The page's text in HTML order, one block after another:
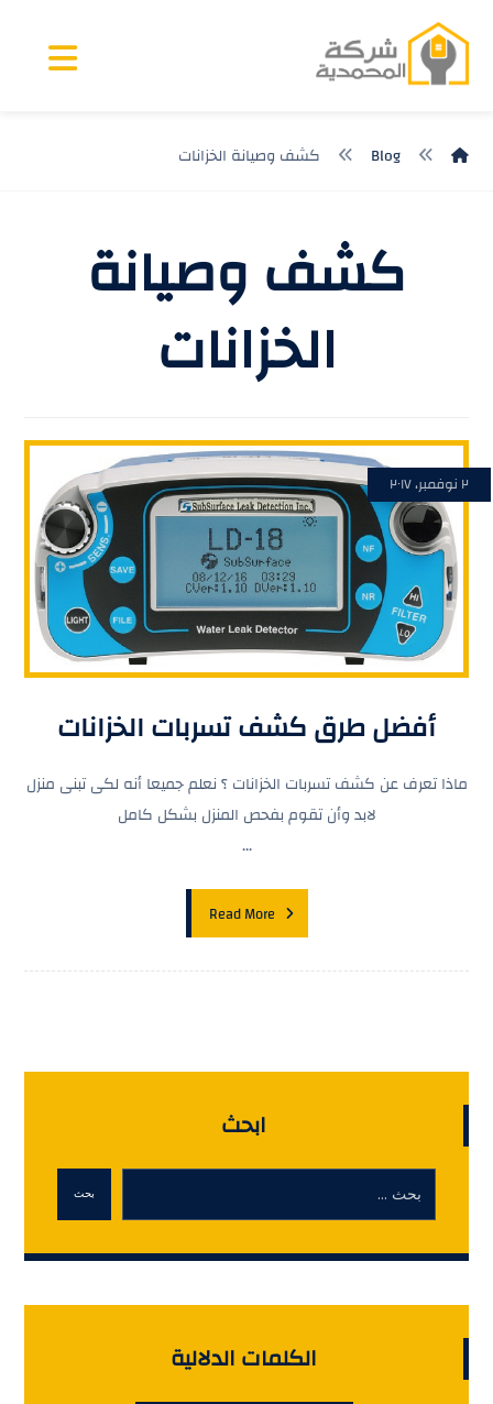
Blog كشف وصيانة الخزانات
كشف وصيانة
الخزانات
أفضل طرق كشف تسربات الخزانات
٢ نوفمبر، ٢٠١٧
ماذا تعرف عن كشف تسربات الخزانات ؟ نعلم جميعا أنه لكى تبنى منزل
لابد وأن تقوم بفحص المنزل بشكل كامل
...
Read More
ابحث
بحث
الكلمات الدلالية